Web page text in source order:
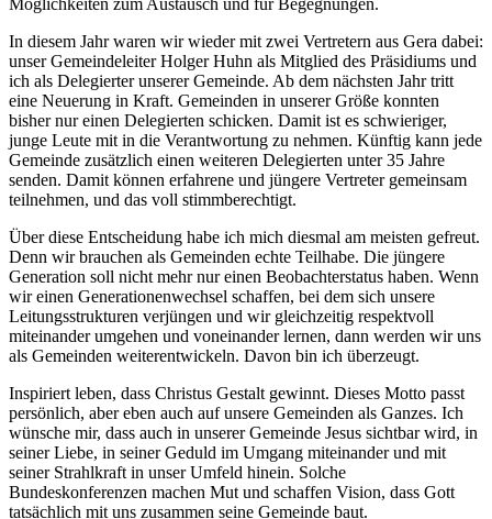
In diesem Jahr waren wir wieder mit zwei Vertretern aus Gera dabei:
unser Gemeindeleiter Holger Huhn als Mitglied des Präsidiums und
ich als Delegierter unserer Gemeinde. Ab dem nächsten Jahr tritt
eine Neuerung in Kraft. Gemeinden in unserer Größe konnten
bisher nur einen Delegierten schicken. Damit ist es schwieriger,
junge Leute mit in die Verantwortung zu nehmen. Künftig kann jede
Gemeinde zusätzlich einen weiteren Delegierten unter 35 Jahre
senden. Damit können erfahrene und jüngere Vertreter gemeinsam
teilnehmen, und das voll stimmberechtigt.
Über diese Entscheidung habe ich mich diesmal am meisten gefreut.
Denn wir brauchen als Gemeinden echte Teilhabe. Die jüngere
Generation soll nicht mehr nur einen Beobachterstatus haben. Wenn
wir einen Generationenwechsel schaffen, bei dem sich unsere
Leitungsstrukturen verjüngen und wir gleichzeitig respektvoll
miteinander umgehen und voneinander lernen, dann werden wir uns
als Gemeinden weiterentwickeln. Davon bin ich überzeugt.
Inspiriert leben, dass Christus Gestalt gewinnt. Dieses Motto passt
persönlich, aber eben auch auf unsere Gemeinden als Ganzes. Ich
wünsche mir, dass auch in unserer Gemeinde Jesus sichtbar wird, in
seiner Liebe, in seiner Geduld im Umgang miteinander und mit
seiner Strahlkraft in unser Umfeld hinein. Solche
Bundeskonferenzen machen Mut und schaffen Vision, dass Gott
tatsächlich mit uns zusammen seine Gemeinde baut.